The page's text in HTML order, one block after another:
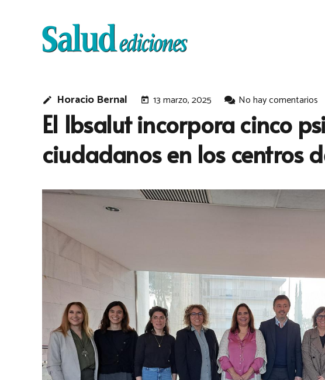
edit Horacio Bernal today 13 marzo, 2025 No hay comentarios
El Ibsalut incorpora cinco
ciudadanos en los centros